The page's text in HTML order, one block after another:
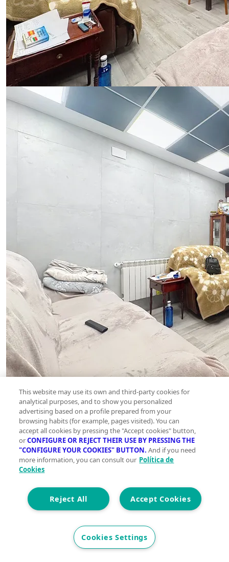
This website may use its own and third-party cookies for
analytical purposes, and to show you personalized
advertising based on a profile prepared from your
browsing habits (for example, pages visited). You can
accept all cookies by pressing the "Accept cookies" button,
orCONFIGURE OR REJECT THEIR USE BY PRESSING THE
"CONFIGURE YOUR COOKIES" BUTTON. And if you need
more information, you can consult our Política de
Cookies
Accept Cookies
Reject All
Cookies Settings